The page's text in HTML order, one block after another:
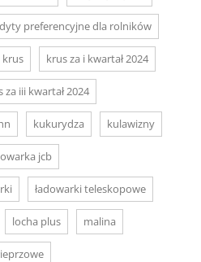
preferencyjne dla rolników
krus krus za i kwartał 2024
za iii kwartał 2024
kukurydza kulawizny
jcb
ładowarki teleskopowe
locha plus malina